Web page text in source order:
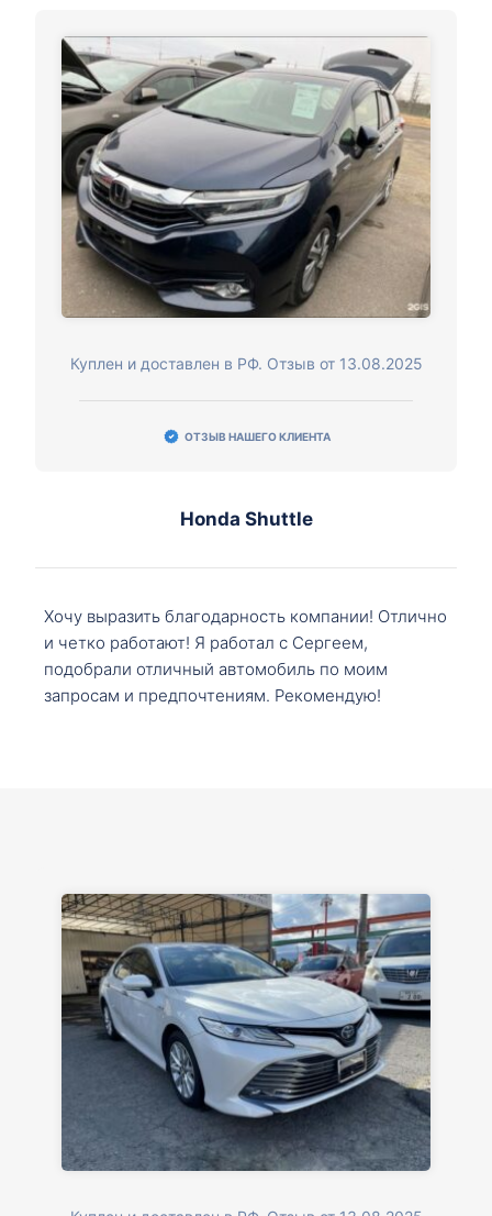
Куплен и доставлен в РФ. Отзыв от 13.08.2025
ОТЗЫВ НАШЕГО КЛИЕНТА
Honda Shuttle
Хочу выразить благодарность компании! Отлично
и четко работают! Я работал с Сергеем,
подобрали отличный автомобиль по моим
запросам и предпочтениям. Рекомендую!